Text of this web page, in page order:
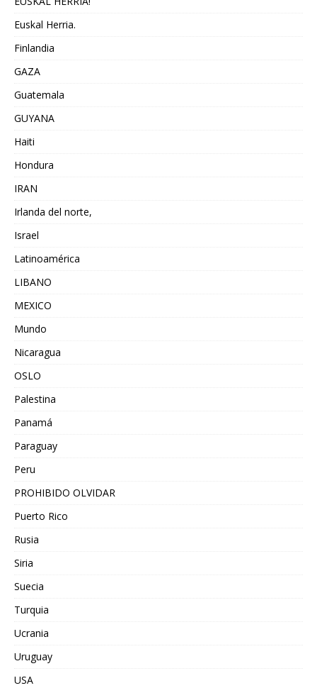
Euskal Herria.
Finlandia
GAZA
Guatemala
GUYANA
Haiti
Hondura
IRAN
Irlanda del norte,
Israel
Latinoamérica
LIBANO
MEXICO
Mundo
Nicaragua
OSLO
Palestina
Panamá
Paraguay
Peru
PROHIBIDO OLVIDAR
Puerto Rico
Rusia
Siria
Suecia
Turquia
Ucrania
Uruguay
USA